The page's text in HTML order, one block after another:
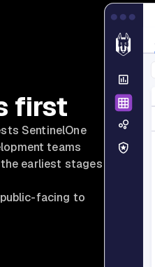
first
SentinelOne
teams
earliest stages
facing to